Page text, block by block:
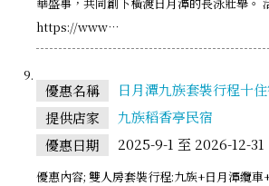
https://www…
優惠名稱
日月潭九族套裝行程十
提供店家
九族稻香亭民宿
優惠日期
2025-9-1 至 2026-12-31
優惠內容; 雙人房套裝行程:九族+日月潭纜車